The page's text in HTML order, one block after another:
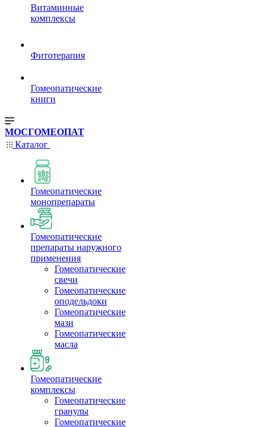
Витаминные
комплексы
Фитотерапия
Гомеопатические
книги
МОСГОМЕОПАТ
Каталог
Гомеопатические
монопрепараты
Гомеопатические
препараты наружного
применения
Гомеопатические
свечи
Гомеопатические
оподельдоки
Гомеопатические
мази
Гомеопатические
масла
Гомеопатические
комплексы
Гомеопатические
гранулы
Гомеопатические